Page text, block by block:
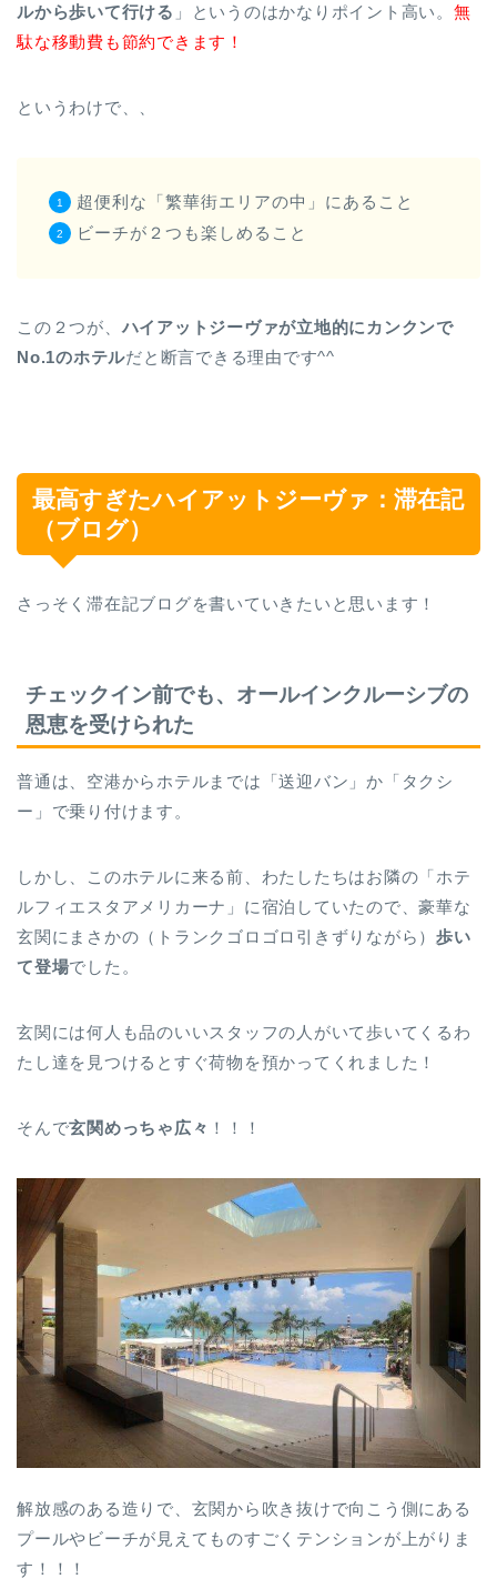
ルから歩いて行ける 」というのはかなりポイント高い。無
駄な移動費も節約できます！
というわけで、、
超便利な「繁華街エリアの中」にあること
ビーチが２つも楽しめること
この２つが、ハイアットジーヴァが立地的にカンクンで
No.1のホテルだと断言できる理由です^^
最高すぎたハイアットジーヴァ：滞在記
（ブログ）
さっそく滞在記ブログを書いていきたいと思います！
チェックイン前でも、オールインクルーシブの
恩恵を受けられた
普通は、空港からホテルまでは「送迎バン」か「タクシ
ー」で乗り付けます。
しかし、このホテルに来る前、わたしたちはお隣の「ホテ
ルフィエスタアメリカーナ」に宿泊していたので、豪華な
玄関にまさかの（トランクゴロゴロ引きずりながら）歩い
て登場でした。
玄関には何人も品のいいスタッフの人がいて歩いてくるわ
たし達を見つけるとすぐ荷物を預かってくれました！
そんで玄関めっちゃ広々 ！！！
解放感のある造りで、玄関から吹き抜けで向こう側にある
プールやビーチが見えてものすごくテンションが上がりま
す！！！